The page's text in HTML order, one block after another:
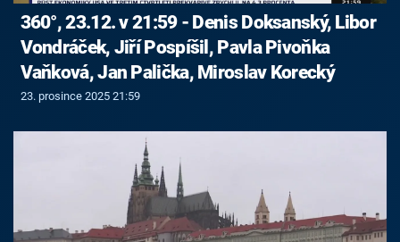
360°, 23.12. v 21:59 - Denis Doksanský, Libor
Vondráček, Jiří Pospíšil, Pavla Pivoňka
Vaňková, Jan Palička, Miroslav Korecký
23. prosince 2025 21:59